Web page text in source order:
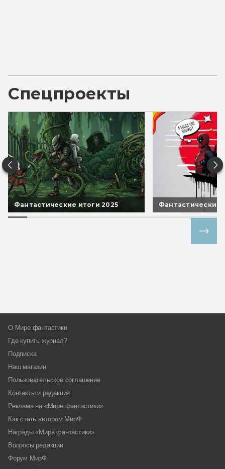
Спецпроекты
Фантастические итоги 2025 Фантастические
О Мире фантастики
Где купить журнал?
Подписка
Наш магазин
Пользовательское соглашение
Контакты и редакция
Реклама на «Мире фантастики»
Как стать автором МирФ
Награды «Мира фантастики»
Вопросы редакции
Форум МирФ